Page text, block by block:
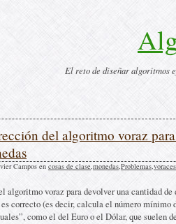
El reto de diseñar algoritmos
del algoritmo voraz
Campos en cosas de clase,monedas,Problemas,voraces
algoritmo voraz para devolver una cantidad de
correcto (es decir, calcula el número mínimo
como el del Euro o el Dólar, que suelen